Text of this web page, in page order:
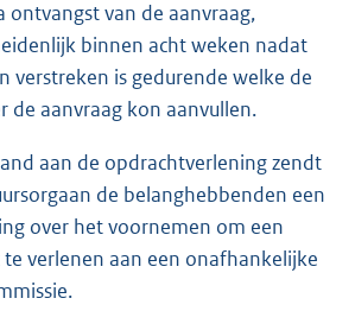
ontvangst van de aanvraag,
binnen acht weken nadat
verstreken is gedurende welke de
de aanvraag kon aanvullen.
aan de opdrachtverlening zendt
de belanghebbenden een
over het voornemen om een
verlenen aan een onafhankelijke